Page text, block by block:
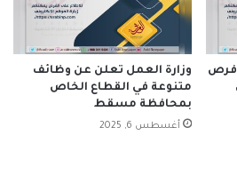
فرص
وزارة العمل تعلن عن وظائف
متنوعة في القطاع الخاص
بمحافظة مسقط
أغسطس 6, 2025